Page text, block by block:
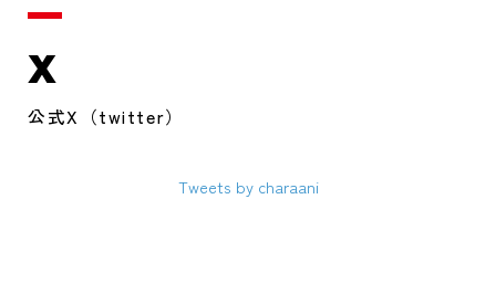
X
公式X（twitter）
Tweets by charaani